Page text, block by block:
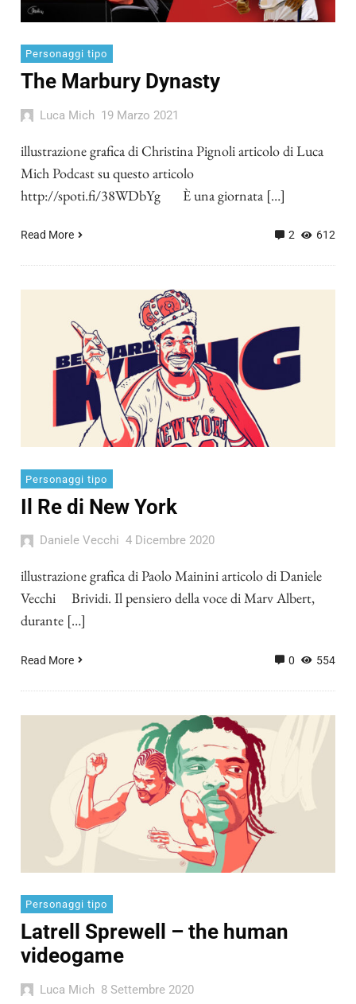
Personaggi tipo
The Marbury Dynasty
Luca Mich 19 Marzo 2021
illustrazione grafica di Christina Pignoli articolo di Luca
Mich Podcast su questo articolo
http://spoti.fi/38WDbYg È una giornata […]
Read More 2 612
Personaggi tipo
Il Re di New York
Daniele Vecchi 4 Dicembre 2020
illustrazione grafica di Paolo Mainini articolo di Daniele
Vecchi Brividi. Il pensiero della voce di Marv Albert,
durante […]
Read More 0 554
Personaggi tipo
Latrell Sprewell – the human
videogame
Luca Mich 8 Settembre 2020